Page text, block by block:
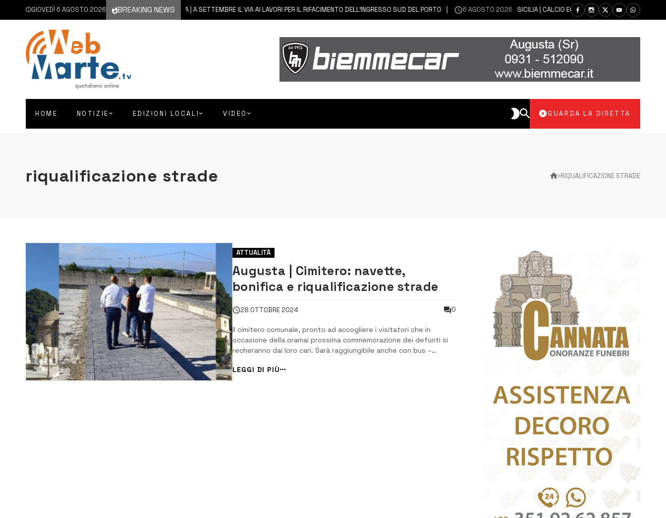
GIOVEDÌ 6 AGOSTO 2026 BREAKING NEWS
6 AGOSTO 2026 CATANIA | A SETTEMBRE IL VIA AI LAVORI PER IL RIFACIMENTO DELL’INGRESSO SUD DEL PORTO 6 AGOSTO 2026 SICILIA | CALCIO ECCELLENZA, COPPA ITALIA: IL 30
HOME NOTIZIE EDIZIONI LOCALI VIDEO GUARDA LA DIRETTA
RIQUALIFICAZIONE STRADE
riqualificazione strade
ATTUALITÀ
Augusta | Cimitero: navette,
bonifica e riqualificazione strade
28 OTTOBRE 2024 0
Il cimitero comunale, pronto ad accogliere i visitatori che in
occasione della oramai prossima commemorazione dei defunti si
recheranno dai loro cari. Sarà raggiungibile anche con bus –
navette, che il Comune ha pensato di mettere a disposizione per
lenire i disagi che quest’anno di presenteranno per
l’indisponibilità dell’area parcheggio atti...
LEGGI DI PIÙ